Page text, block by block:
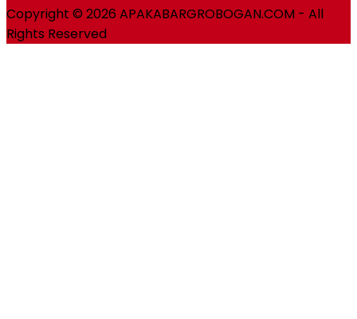
Copyright © 2026 APAKABARGROBOGAN.COM - All
Rights Reserved